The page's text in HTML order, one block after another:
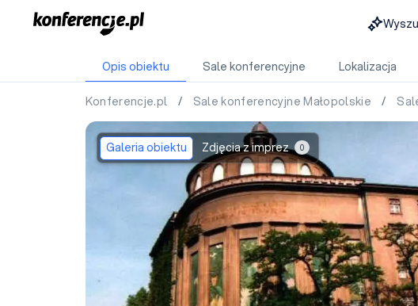
Opis obiektu Sale konferencyjne Lokalizacja
Konferencje.pl / Sale konferencyjne Małopolskie /
Galeria obiektu Zdjęcia z imprez 0